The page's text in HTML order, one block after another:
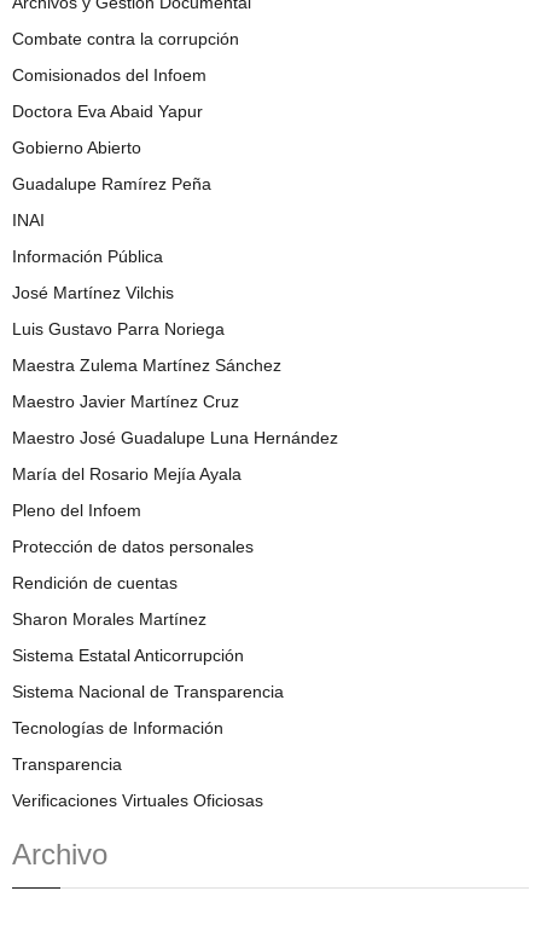
Combate contra la corrupción
Comisionados del Infoem
Doctora Eva Abaid Yapur
Gobierno Abierto
Guadalupe Ramírez Peña
INAI
Información Pública
José Martínez Vilchis
Luis Gustavo Parra Noriega
Maestra Zulema Martínez Sánchez
Maestro Javier Martínez Cruz
Maestro José Guadalupe Luna Hernández
María del Rosario Mejía Ayala
Pleno del Infoem
Protección de datos personales
Rendición de cuentas
Sharon Morales Martínez
Sistema Estatal Anticorrupción
Sistema Nacional de Transparencia
Tecnologías de Información
Transparencia
Verificaciones Virtuales Oficiosas
Archivo